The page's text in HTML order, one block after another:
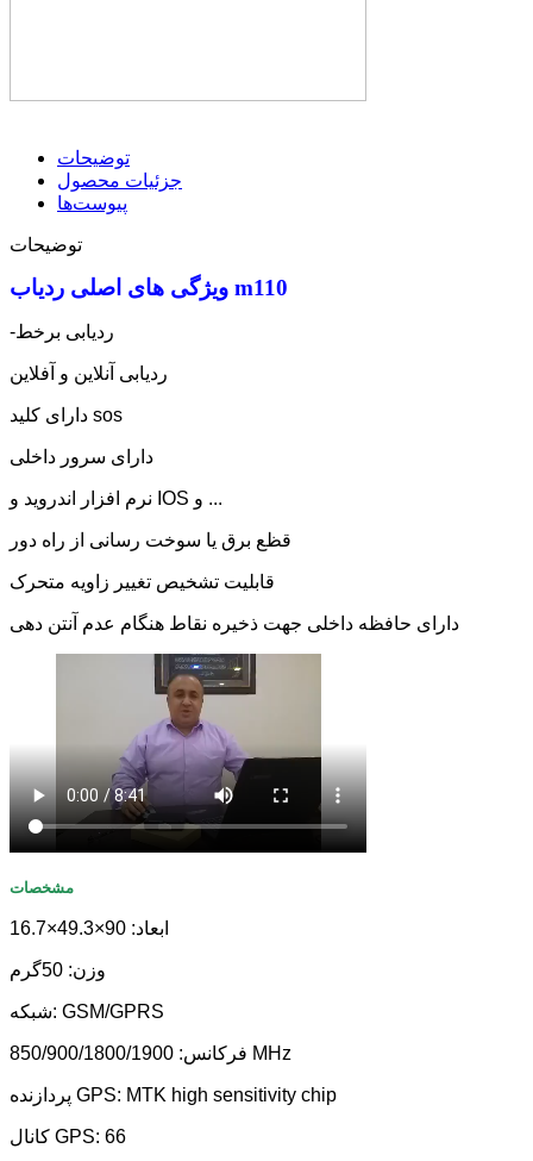
توضیحات
جزئیات محصول
پیوست‌ها
توضیحات
ویژگی های اصلی ردیاب m110
-ردیابی برخط
ردیابی آنلاین و آفلاین
دارای کلید sos
دارای سرور داخلی
نرم افزار اندروید و IOS و ...
قظع برق یا سوخت رسانی از راه دور
قابلیت تشخیص تغییر زاویه متحرک
دارای حافظه داخلی جهت ذخیره نقاط هنگام عدم آنتن دهی
مشخصات
ابعاد: 90×49.3×16.7
وزن: 50گرم
شبکه: GSM/GPRS
فرکانس: 850/900/1800/1900 MHz
پردازنده GPS: MTK high sensitivity chip
کانال GPS: 66